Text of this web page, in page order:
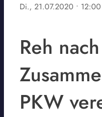
Di., 21.07.2020 •
Reh nach
PKW